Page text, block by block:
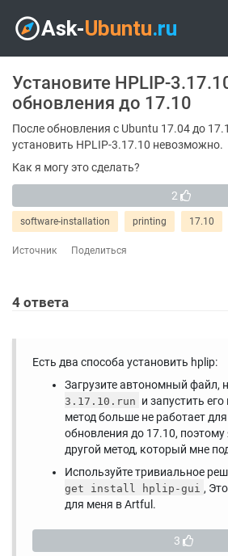
Установите HPLIP-
обновления до 17.10
После обновления с Ubuntu 17.04 до
установить HPLIP-3.17.10 невозможно.
Как я могу это сделать?
2
software-installation printing 17.10
Источник
Поделиться
4 ответа
Есть два способа установить hplip:
Загрузите автономный файл,
3.17.10.run и запустить
метод больше не работает
обновления до 17.10, поэтому
другой метод, который мне
Используйте тривиальное
get install hplip-gui ,
для меня в Artful.
3